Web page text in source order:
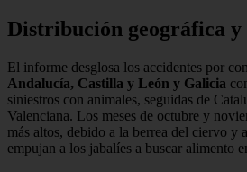
Distribución geográfica y
El informe desglosa los accidentes por
Andalucía, Castilla y León y Galicia
siniestros con animales, seguidas de
Valenciana. Los meses de octubre y
más altos, debido a la berrea del ciervo y
empujan a los jabalíes a buscar alimento